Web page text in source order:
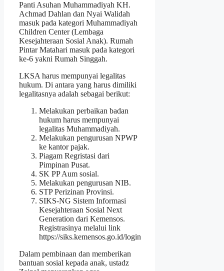
Panti Asuhan Muhammadiyah KH.
Achmad Dahlan dan Nyai Walidah
masuk pada kategori Muhammadiyah
Children Center (Lembaga
Kesejahteraan Sosial Anak). Rumah
Pintar Matahari masuk pada kategori
ke-6 yakni Rumah Singgah.
LKSA harus mempunyai legalitas
hukum. Di antara yang harus dimiliki
legalitasnya adalah sebagai berikut:
Melakukan perbaikan badan
hukum harus mempunyai
legalitas Muhammadiyah.
Melakukan pengurusan NPWP
ke kantor pajak.
Piagam Regristasi dari
Pimpinan Pusat.
SK PP Aum sosial.
Melakukan pengurusan NIB.
STP Perizinan Provinsi.
SIKS-NG Sistem Informasi
Kesejahteraan Sosial Next
Generation dari Kemensos.
Registrasinya melalui link
https://siks.kemensos.go.id/login
Dalam pembinaan dan memberikan
bantuan sosial kepada anak, ustadz